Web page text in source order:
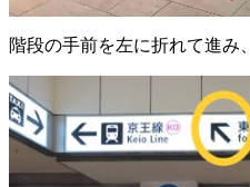
階段の手前を左に折れて進み、